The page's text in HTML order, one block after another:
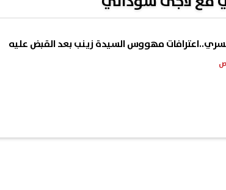
مهووس السيدة زينب بعد القبض عليه